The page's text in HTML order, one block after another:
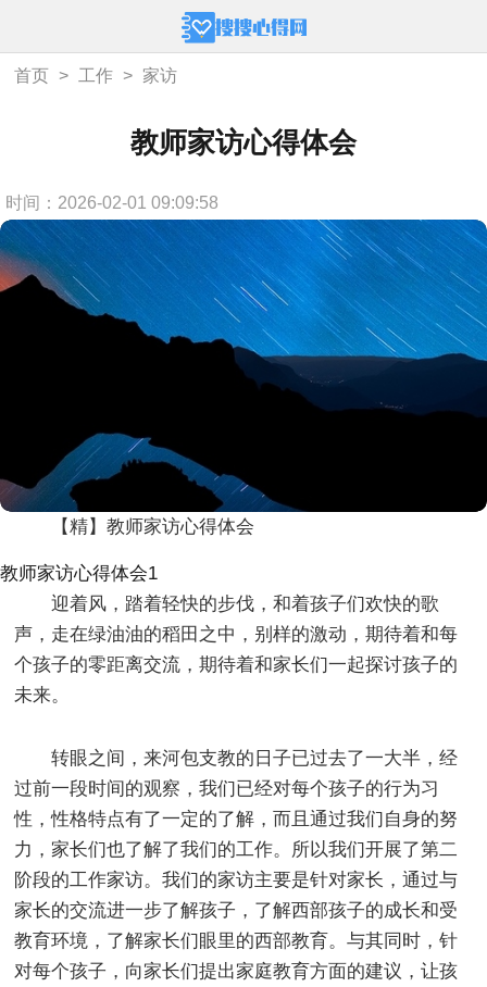
首页 > 工作 > 家访
教师家访心得体会
时间：2026-02-01 09:09:58
【精】教师家访心得体会
教师家访心得体会1
迎着风，踏着轻快的步伐，和着孩子们欢快的歌
声，走在绿油油的稻田之中，别样的激动，期待着和每
个孩子的零距离交流，期待着和家长们一起探讨孩子的
未来。
转眼之间，来河包支教的日子已过去了一大半，经
过前一段时间的观察，我们已经对每个孩子的行为习
性，性格特点有了一定的了解，而且通过我们自身的努
力，家长们也了解了我们的工作。所以我们开展了第二
阶段的工作家访。我们的家访主要是针对家长，通过与
家长的交流进一步了解孩子，了解西部孩子的成长和受
教育环境，了解家长们眼里的西部教育。与其同时，针
对每个孩子，向家长们提出家庭教育方面的建议，让孩